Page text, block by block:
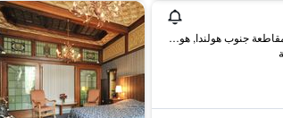
Voldersgracht 17, ديلفت, مقاطعة جنوب هولندا, هولندا